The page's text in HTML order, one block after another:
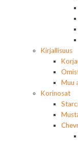
Kirjallisuus
Muu
Korinosat